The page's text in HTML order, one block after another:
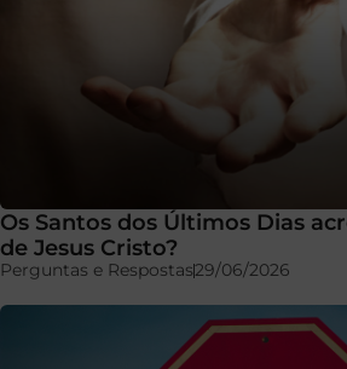
Os Santos dos Últimos Dias
de Jesus Cristo?
Perguntas e Respostas29/06/2026